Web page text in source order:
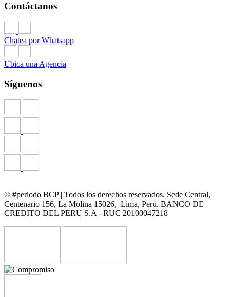
Contáctanos
Chatea por Whatsapp
Ubica una Agencia
Síguenos
© #periodo BCP | Todos los derechos reservados. Sede Central,
Centenario 156, La Molina 15026, Lima, Perú. BANCO DE
CREDITO DEL PERU S.A - RUC 20100047218